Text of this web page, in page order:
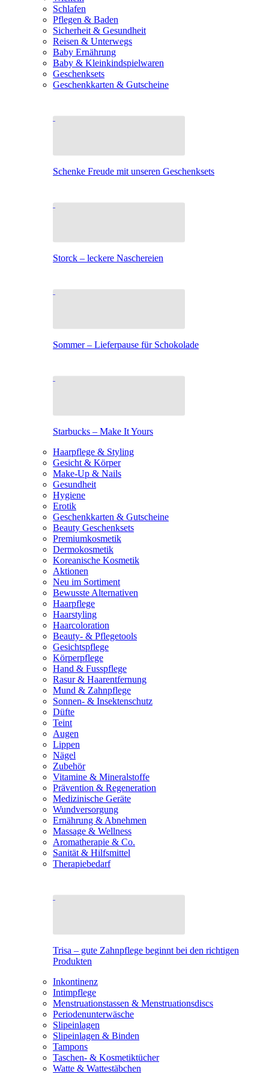
Schlafen
Pflegen & Baden
Sicherheit & Gesundheit
Reisen & Unterwegs
Baby Ernährung
Baby & Kleinkindspielwaren
Geschenksets
Geschenkkarten & Gutscheine
Schenke Freude mit unseren Geschenksets
Storck – leckere Naschereien
Sommer – Lieferpause für Schokolade
Starbucks – Make It Yours
Haarpflege & Styling
Gesicht & Körper
Make-Up & Nails
Gesundheit
Hygiene
Erotik
Geschenkkarten & Gutscheine
Beauty Geschenksets
Premiumkosmetik
Dermokosmetik
Koreanische Kosmetik
Aktionen
Neu im Sortiment
Bewusste Alternativen
Haarpflege
Haarstyling
Haarcoloration
Beauty- & Pflegetools
Gesichtspflege
Körperpflege
Hand & Fusspflege
Rasur & Haarentfernung
Mund & Zahnpflege
Sonnen- & Insektenschutz
Düfte
Teint
Augen
Lippen
Nägel
Zubehör
Vitamine & Mineralstoffe
Prävention & Regeneration
Medizinische Geräte
Wundversorgung
Ernährung & Abnehmen
Massage & Wellness
Aromatherapie & Co.
Sanität & Hilfsmittel
Therapiebedarf
Trisa – gute Zahnpflege beginnt bei den richtigen
Produkten
Inkontinenz
Intimpflege
Menstruationstassen & Menstruationsdiscs
Periodenunterwäsche
Slipeinlagen
Slipeinlagen & Binden
Tampons
Taschen- & Kosmetiktücher
Watte & Wattestäbchen